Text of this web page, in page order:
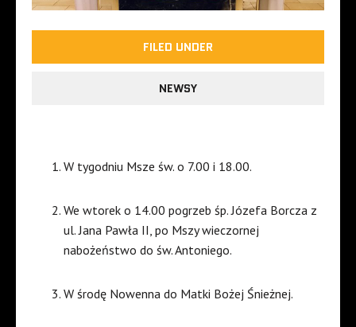
FILED UNDER
NEWSY
W tygodniu Msze św. o 7.00 i 18.00.
We wtorek o 14.00 pogrzeb śp. Józefa Borcza z
ul. Jana Pawła II, po Mszy wieczornej
nabożeństwo do św. Antoniego.
W środę Nowenna do Matki Bożej Śnieżnej.